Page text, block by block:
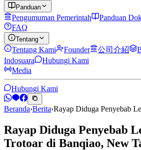
Panduan
Pengumuman Pemerintah Panduan
FAQ
Tentang
Tentang Kami Founder 公司介紹
Indosuara
Hubungi Kami
Media
Hubungi Kami
Beranda›Berita›Rayap Diduga Penyebab
Rayap Diduga Penyebab
Trotoar di Banqiao, New